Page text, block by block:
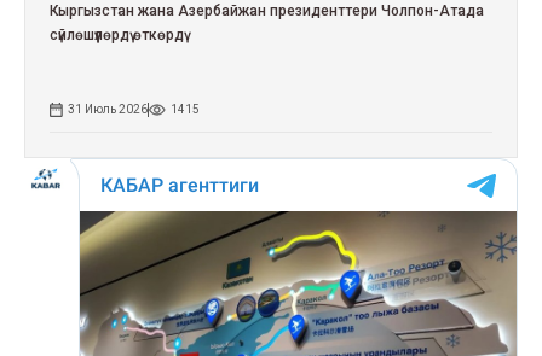
Кыргызстан жана Азербайжан президенттери Чолпон-Атада
сүйлөшүүлөрдү өткөрдү
31 Июль 2026 1415